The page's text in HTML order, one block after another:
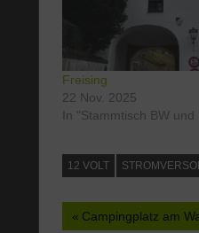
Freising
22 Nov. 2025
In "Stammtisch BW
12 VOLT
Vorheriger
Campingplatz am